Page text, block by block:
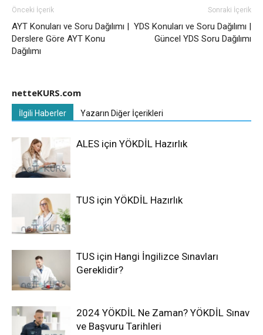
Önceki İçerik
AYT Konuları ve Soru Dağılımı |
Derslere Göre AYT Konu
Dağılımı
Sonraki İçerik
YDS Konuları ve Soru Dağılımı |
Güncel YDS Soru Dağılımı
netteKURS.com
İlgili Haberler Yazarın Diğer İçerikleri
ALES için YÖKDİL Hazırlık
TUS için YÖKDİL Hazırlık
TUS için Hangi İngilizce Sınavları
Gereklidir?
2024 YÖKDİL Ne Zaman? YÖKDİL Sınav
ve Başvuru Tarihleri